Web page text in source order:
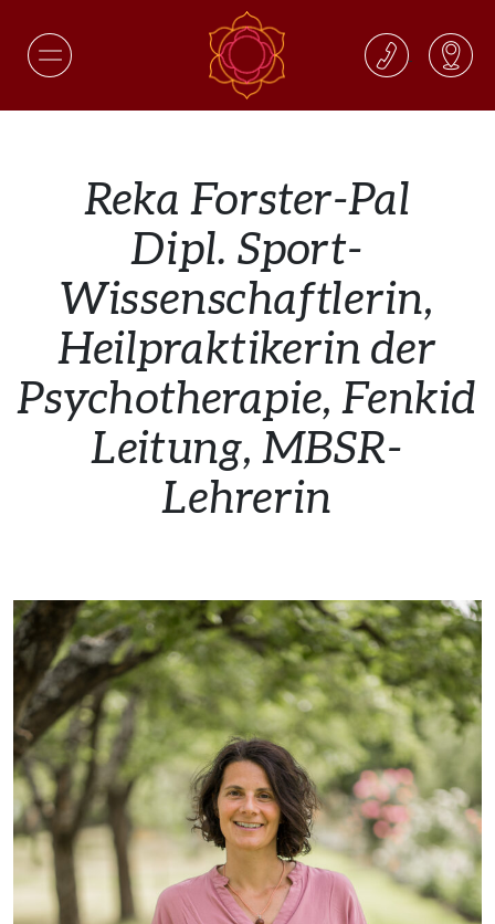
Reka Forster-Pal
Dipl. Sport-
Wissenschaftlerin,
Heilpraktikerin der
Psychotherapie, Fenkid
Leitung, MBSR-
Lehrerin